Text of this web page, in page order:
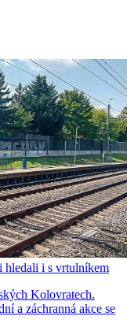
hledali i s vrtulníkem
Kolovratech.
a záchranná akce se